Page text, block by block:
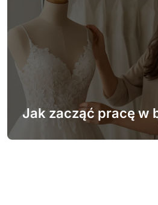
Jak zacząć pracę w